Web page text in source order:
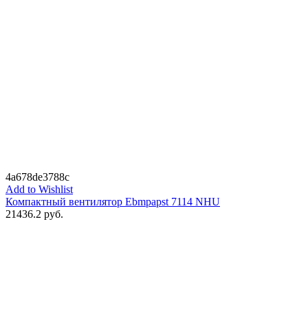
4a678de3788c
Add to Wishlist
Компактный вентилятор Ebmpapst 7114 NHU
21436.2 руб.